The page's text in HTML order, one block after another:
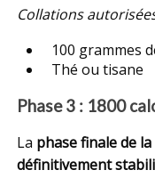
Collations
100 grammes
Thé ou tisane
Phase 3 : 1800
La phase finale de
définitivement